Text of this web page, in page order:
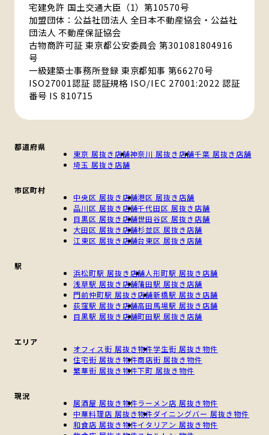
宅建免許 国土交通大臣（1）第10570号
加盟団体：公益社団法人 全日本不動産協会・公益社
団法人 不動産保証協会
古物商許可証 東京都公安委員会 第301081804916
号
一級建築士事務所登録 東京都知事 第66270号
ISO27001認証 認証規格 ISO/IEC 27001:2022 認証
番号 IS 810715
都道府県
東京 居抜き店舗神奈川 居抜き店舗千葉 居抜き店舗
埼玉 居抜き店舗
市区町村
中央区 居抜き店舗港区 居抜き店舗
品川区 居抜き店舗千代田区 居抜き店舗
目黒区 居抜き店舗世田谷区 居抜き店舗
大田区 居抜き店舗杉並区 居抜き店舗
江東区 居抜き店舗台東区 居抜き店舗
駅
浜松町駅 居抜き店舗人形町駅 居抜き店舗
浅草駅 居抜き店舗蒲田駅 居抜き店舗
門前仲町駅 居抜き店舗新橋駅 居抜き店舗
荻窪駅 居抜き店舗高田馬場駅 居抜き店舗
目黒駅 居抜き店舗町田駅 居抜き店舗
エリア
オフィス街 居抜き物件学生街 居抜き物件
住宅街 居抜き物件商店街 居抜き物件
繁華街 居抜き物件下町 居抜き物件
現況
居酒屋 居抜き物件ラーメン店 居抜き物件
中華料理店 居抜き物件ダイニングバー 居抜き物件
和食店 居抜き物件イタリアン 居抜き物件